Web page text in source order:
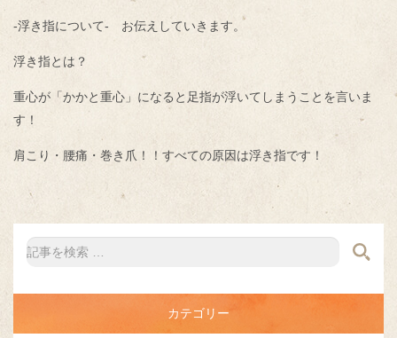
-浮き指について- お伝えしていきます。
浮き指とは？
重心が「かかと重心」になると足指が浮いてしまうことを言いま
す！
肩こり・腰痛・巻き爪！！すべての原因は浮き指です！
カテゴリー